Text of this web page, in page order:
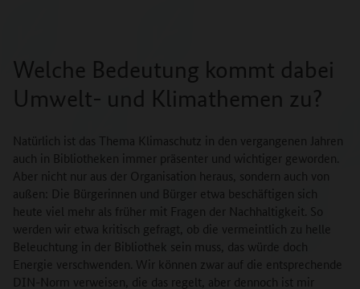
Welche Bedeutung kommt dabei
Umwelt- und Klimathemen zu?
Natürlich ist das Thema Klimaschutz in den vergangenen Jahren
auch in Bibliotheken immer präsenter und wichtiger geworden.
Aber nicht nur aus der Organisation heraus, sondern auch von
außen: Die Bürgerinnen und Bürger etwa beschäftigen sich
heute viel mehr als früher mit Fragen der Nachhaltigkeit. So
werden wir etwa kritisch gefragt, ob die vermeintlich zu helle
Beleuchtung in der Bibliothek sein muss, das würde doch
Energie verschwenden. Wir können zwar auf die entsprechende
DIN-Norm verweisen, die das regelt, aber dennoch ist mir